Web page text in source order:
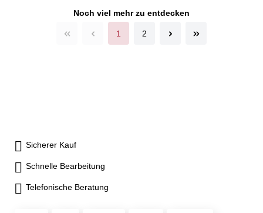
Noch viel mehr zu entdecken
1 2
Sicherer Kauf
Schnelle Bearbeitung
Telefonische Beratung